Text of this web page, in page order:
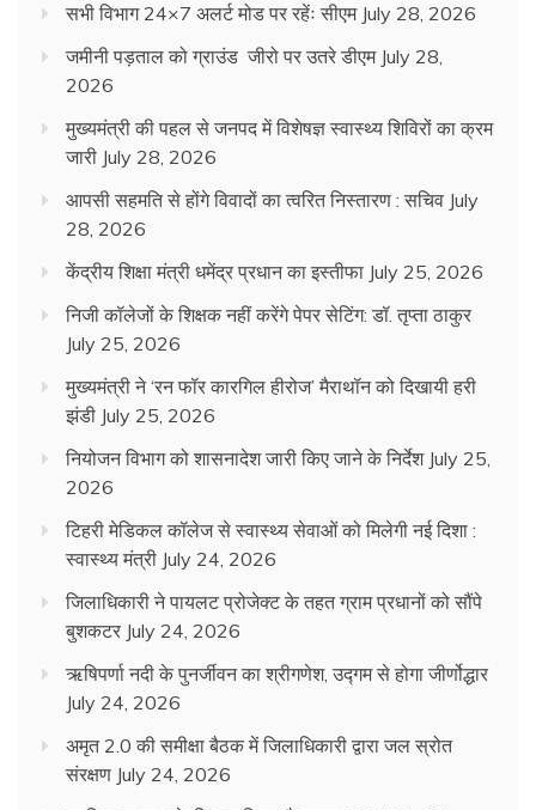
सभी विभाग 24×7 अलर्ट मोड पर रहेंः सीएम July 28, 2026
जमीनी पड़ताल को ग्राउंड जीरो पर उतरे डीएम July 28,
2026
मुख्यमंत्री की पहल से जनपद में विशेषज्ञ स्वास्थ्य शिविरों का क्रम
जारी July 28, 2026
आपसी सहमति से होंगे विवादों का त्वरित निस्तारण : सचिव July
28, 2026
केंद्रीय शिक्षा मंत्री धमेंद्र प्रधान का इस्तीफा July 25, 2026
निजी कॉलेजों के शिक्षक नहीं करेंगे पेपर सेटिंग: डॉ. तृप्ता ठाकुर
July 25, 2026
मुख्यमंत्री ने ‘रन फॉर कारगिल हीरोज’ मैराथॉन को दिखायी हरी
झंडी July 25, 2026
नियोजन विभाग को शासनादेश जारी किए जाने के निर्देश July 25,
2026
टिहरी मेडिकल कॉलेज से स्वास्थ्य सेवाओं को मिलेगी नई दिशा :
स्वास्थ्य मंत्री July 24, 2026
जिलाधिकारी ने पायलट प्रोजेक्ट के तहत ग्राम प्रधानों को सौंपे
बुशकटर July 24, 2026
ऋषिपर्णा नदी के पुनर्जीवन का श्रीगणेश, उद्गम से होगा जीर्णोद्धार
July 24, 2026
अमृत 2.0 की समीक्षा बैठक में जिलाधिकारी द्वारा जल स्रोत
संरक्षण July 24, 2026